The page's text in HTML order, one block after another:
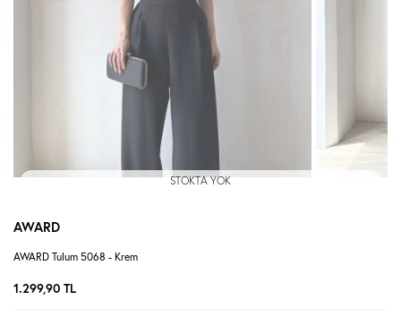
STOKTA YOK
AWARD
AWARD Tulum 5068 - Krem
1.299,90 TL